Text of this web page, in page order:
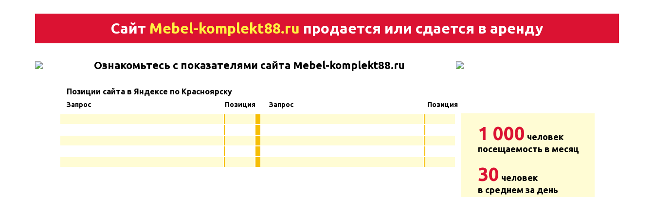
Сайт Mebel-komplekt88.ru продается или сдается в аренду
Ознакомьтесь с показателями сайта Mebel-komplekt88.ru
Позиции сайта в Яндексе по Красноярску
Запрос Позиция Запрос Позиция
1 000 человек
посещаемость в месяц
30 человек
в среднем за день